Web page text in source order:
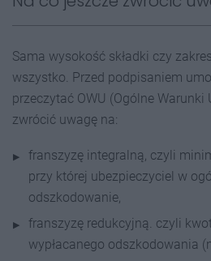
Sama wysokość składki czy
wszystko. Przed podpisaniem
przeczytać OWU (Ogólne Warunki
zwrócić uwagę na:
franszyzę integralną, czyli
przy której ubezpieczyciel w
odszkodowanie,
franszyzę redukcyjną. czyli
wypłacanego odszkodowania